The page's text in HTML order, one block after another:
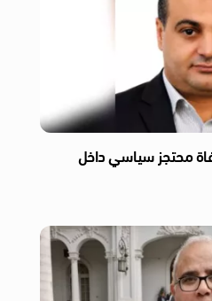
محتجز سياسي داخل